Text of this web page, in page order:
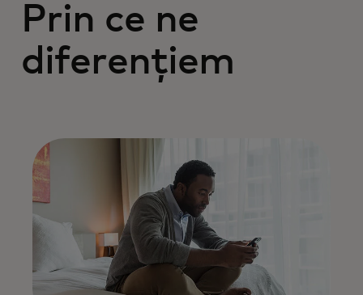
Prin ce ne
diferențiem